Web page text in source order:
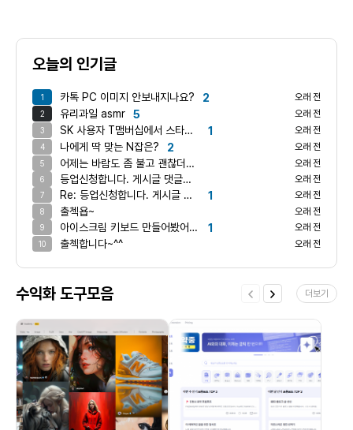
다시 활동해야겠네요. 이정도면 짤스튜디오보다 좋은듯..
오늘의 인기글
1 카톡 PC 이미지 안보내지나요? 2 오래 전
2 유리과일 asmr 5 오래 전
3 SK 사용자 T맴버십에서 스타벅스쿠폰 받으셔요 1 오래 전
4 나에게 딱 맞는 N잡은? 2 오래 전
5 어제는 바람도 좀 불고 괜찮더만 오늘은 어마어마하게 덥네요 ㅋ 오래 전
6 등업신청합니다. 게시글 댓글쓰기 완료했습니다. 오래 전
7 Re: 등업신청합니다. 게시글 댓글쓰기 완료했습니다. 1 오래 전
8 출첵욥~ 오래 전
9 아이스크림 키보드 만들어봤어요! 1 오래 전
10 출첵합니다~^^ 오래 전
수익화 도구모음 더보기